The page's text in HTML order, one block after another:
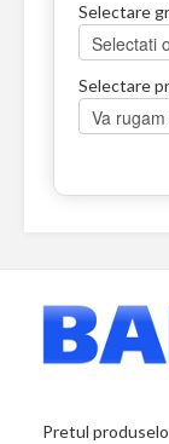
Selectare
Selectare
Pretul